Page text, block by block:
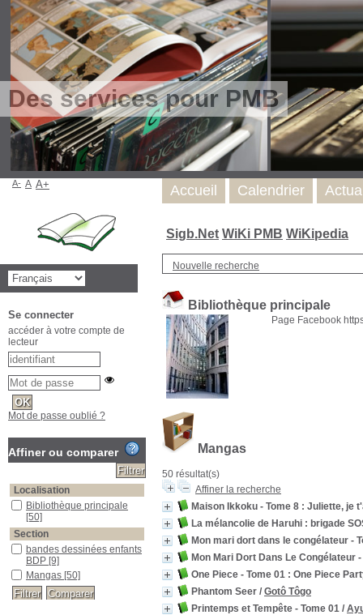
Des services pour PMB
Sigb.Net WiKi PMB WiKipedia
Nouvelle recherche
Bibliothèque principale
Page Facebook
Mangas
50 résultat(s)
Affiner la recherche
Maison Ikkoku - Tome 8 : Juliette, je
La mélancolie de Haruhi : brigade
Mon mari dort dans le congélateur -
Mon Mari Dort Dans Le Congélateur -
One Piece - Tome 01 : One Piece
Phantom Seer / Gotô Tôgo
Printemps et Tempête - Tome 01 /
Accueil Calendrier
A- A A+
Se connecter
accéder à votre compte de
lecteur
Mot de passe oublié ?
Affiner ou comparer
Localisation
Bibliothèque principale
[50]
Section
bandes dessinées enfants
BDP [9]
Mangas [50]